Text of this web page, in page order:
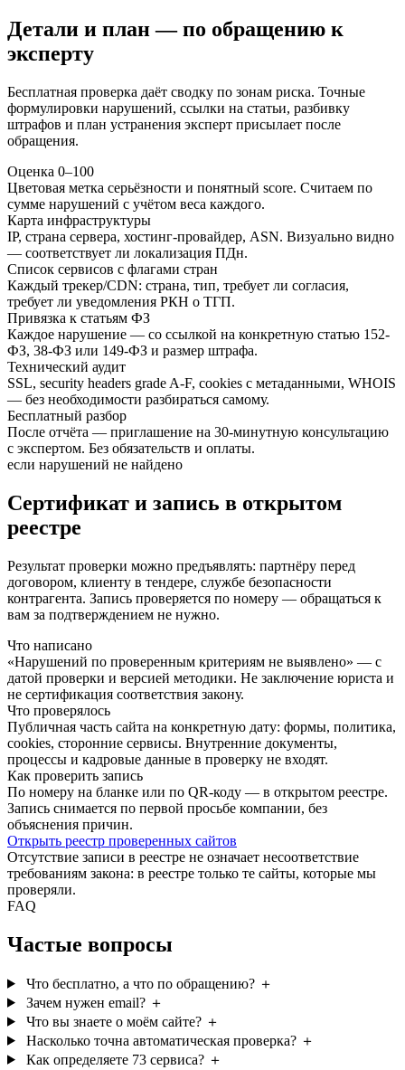
Детали и план — по обращению к
эксперту
Бесплатная проверка даёт сводку по зонам риска. Точные
формулировки нарушений, ссылки на статьи, разбивку
штрафов и план устранения эксперт присылает после
обращения.
Оценка 0–100
Цветовая метка серьёзности и понятный score. Считаем по
сумме нарушений с учётом веса каждого.
Карта инфраструктуры
IP, страна сервера, хостинг-провайдер, ASN. Визуально видно
— соответствует ли локализация ПДн.
Список сервисов с флагами стран
Каждый трекер/CDN: страна, тип, требует ли согласия,
требует ли уведомления РКН о ТГП.
Привязка к статьям ФЗ
Каждое нарушение — со ссылкой на конкретную статью 152-
ФЗ, 38-ФЗ или 149-ФЗ и размер штрафа.
Технический аудит
SSL, security headers grade A-F, cookies с метаданными, WHOIS
— без необходимости разбираться самому.
Бесплатный разбор
После отчёта — приглашение на 30-минутную консультацию
с экспертом. Без обязательств и оплаты.
если нарушений не найдено
Сертификат и запись в открытом
реестре
Результат проверки можно предъявлять: партнёру перед
договором, клиенту в тендере, службе безопасности
контрагента. Запись проверяется по номеру — обращаться к
вам за подтверждением не нужно.
Что написано
«Нарушений по проверенным критериям не выявлено» — с
датой проверки и версией методики. Не заключение юриста и
не сертификация соответствия закону.
Что проверялось
Публичная часть сайта на конкретную дату: формы, политика,
cookies, сторонние сервисы. Внутренние документы,
процессы и кадровые данные в проверку не входят.
Как проверить запись
По номеру на бланке или по QR-коду — в открытом реестре.
Запись снимается по первой просьбе компании, без
объяснения причин.
Открыть реестр проверенных сайтов
Отсутствие записи в реестре не означает несоответствие
требованиям закона: в реестре только те сайты, которые мы
проверяли.
FAQ
Частые вопросы
Что бесплатно, а что по обращению? ＋
Зачем нужен email? ＋
Что вы знаете о моём сайте? ＋
Насколько точна автоматическая проверка? ＋
Как определяете 73 сервиса? ＋